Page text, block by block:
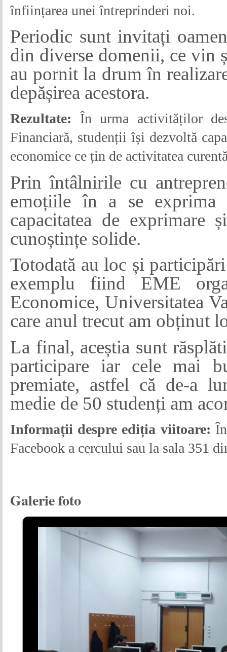
înființarea unei întreprinderi noi.
Periodic sunt invitați
din diverse domenii, ce vin
au pornit la drum în
depășirea acestora.
Rezultate: În urma activităților
Financiară, studenții își dezvoltă
economice ce țin de activitatea
Prin întâlnirile cu
emoțiile în a se exprima
capacitatea de exprimare
cunoștințe solide.
Totodată au loc și
exemplu fiind EME
Economice, Universitatea
care anul trecut am obținut
La final, aceștia sunt
participare iar cele mai
premiate, astfel că de-a
medie de 50 studenți am
Informații despre ediția viitoare:
Facebook a cercului sau la sala 351
Galerie foto